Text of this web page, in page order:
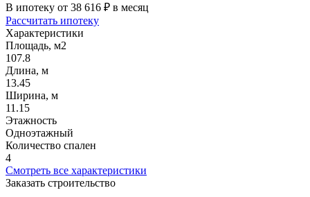
В ипотеку от 38 616 ₽ в месяц
Рассчитать ипотеку
Характеристики
Площадь, м2
107.8
Длина, м
13.45
Ширина, м
11.15
Этажность
Одноэтажный
Количество спален
4
Смотреть все характеристики
Заказать строительство